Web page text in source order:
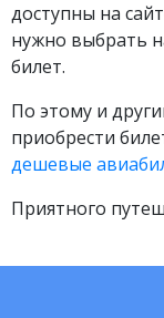
доступны на
нужно выбрать
билет.
По этому и
приобрести
дешевые
Приятного